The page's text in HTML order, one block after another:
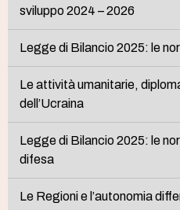
sviluppo 2024 – 2026
Legge di Bilancio 2025: le
Le attività umanitarie,
dell’Ucraina
Legge di Bilancio 2025: le
difesa
Le Regioni e l’autonomia